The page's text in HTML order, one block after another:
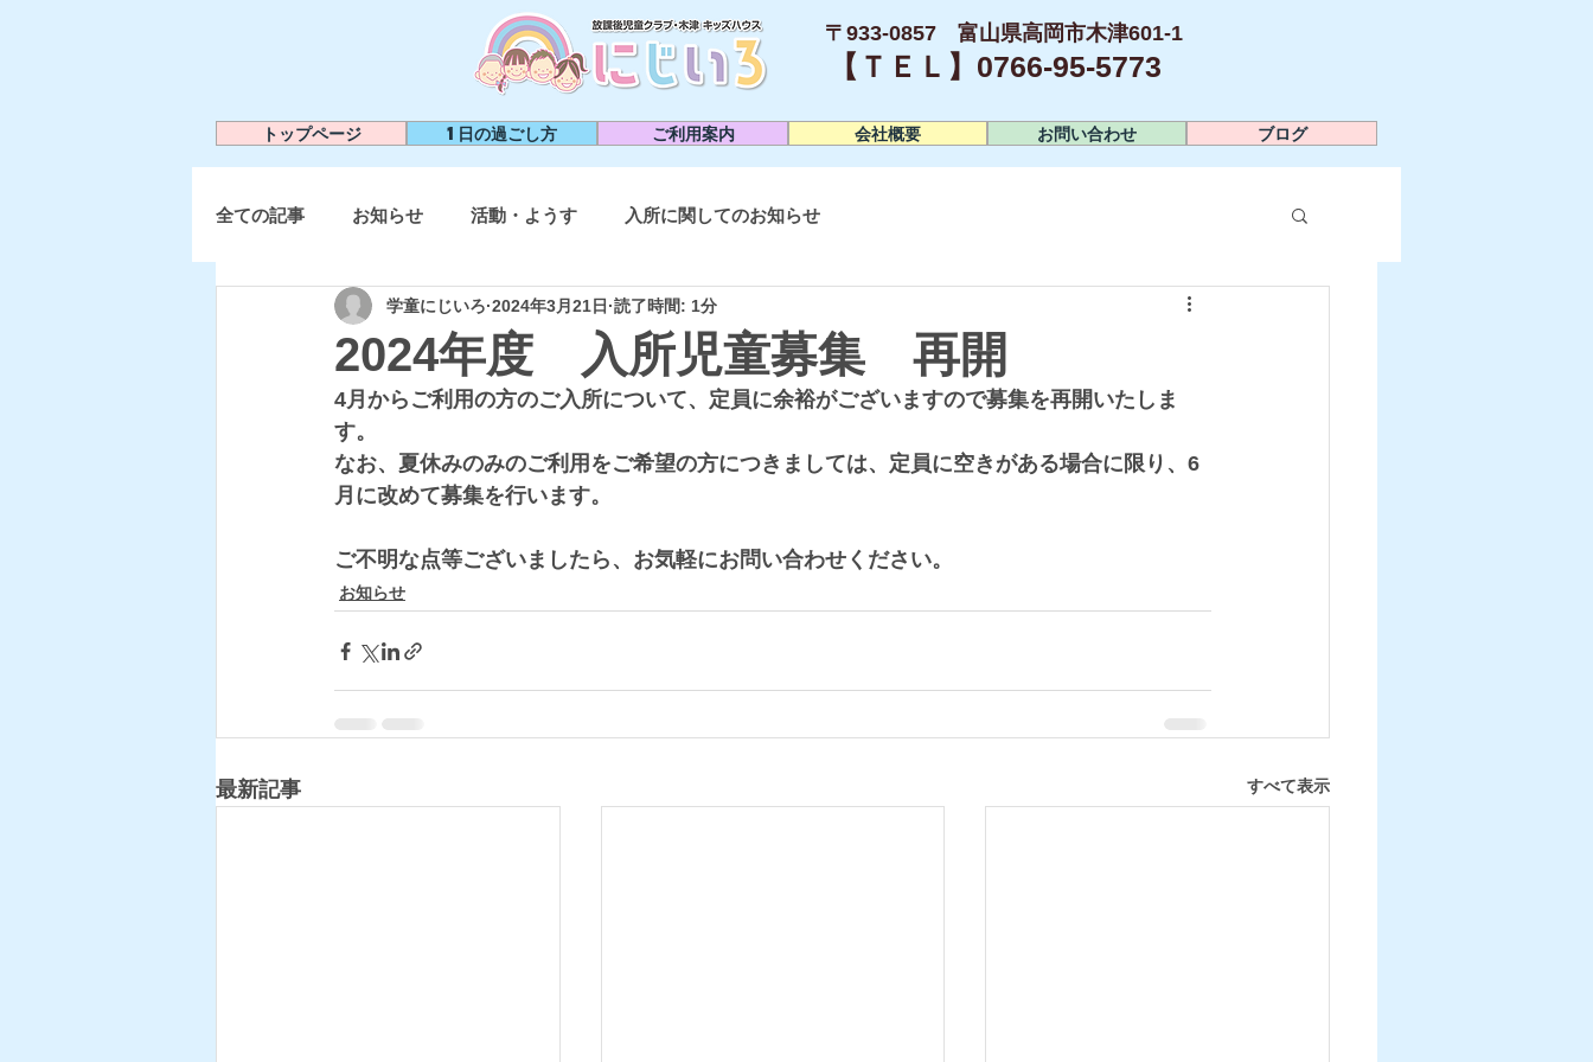
〒933-0857 富山県高岡市木津601-1
【ＴＥＬ】0766-95-5773​
トップページ 1日の過ごし方 ご利用案内 会社概要 お問い合わせ ブログ
全ての記事 お知らせ 活動・ようす 入所に関してのお知らせ
2024年度 入所児童募集 再開
学童にじいろ 2024年3月21日 読了時間: 1分
4月からご利用の方のご入所について、定員に余裕がございますので募集を再開いたしま
す。
なお、夏休みのみのご利用をご希望の方につきましては、定員に空きがある場合に限り、6
月に改めて募集を行います。
ご不明な点等ございましたら、お気軽にお問い合わせください。
お知らせ
最新記事 すべて表示